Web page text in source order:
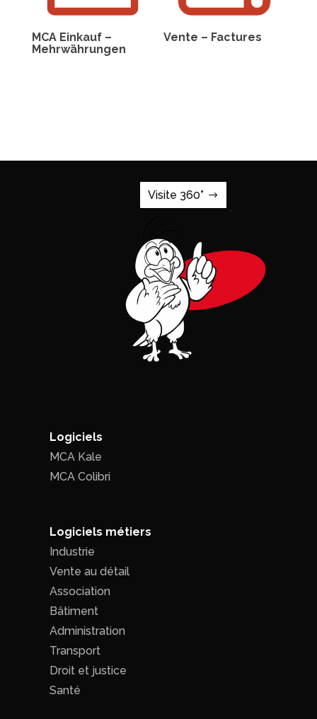
MCA Einkauf –
Mehrwährungen
Vente – Factures
Visite 360°
Logiciels
MCA Kale
MCA Colibri
Logiciels métiers
Industrie
Vente au détail
Association
Bâtiment
Administration
Transport
Droit et justice
Santé